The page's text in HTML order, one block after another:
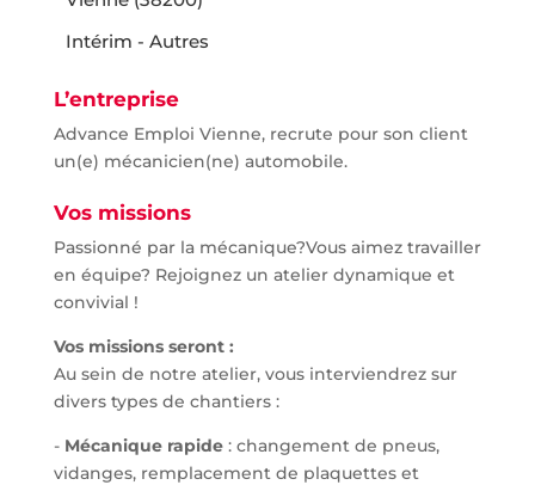
Intérim - Autres
L’entreprise
Advance Emploi Vienne, recrute pour son client
un(e) mécanicien(ne) automobile.
Vos missions
Passionné par la mécanique?Vous aimez travailler
en équipe? Rejoignez un atelier dynamique et
convivial !
Vos missions seront :
Au sein de notre atelier, vous interviendrez sur
divers types de chantiers :
- Mécanique rapide: changement de pneus,
vidanges, remplacement de plaquettes et